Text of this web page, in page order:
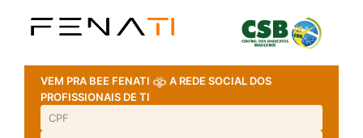
VEM PRA BEE FENATI
A REDE SOCIAL DOS
PROFISSIONAIS DE TI